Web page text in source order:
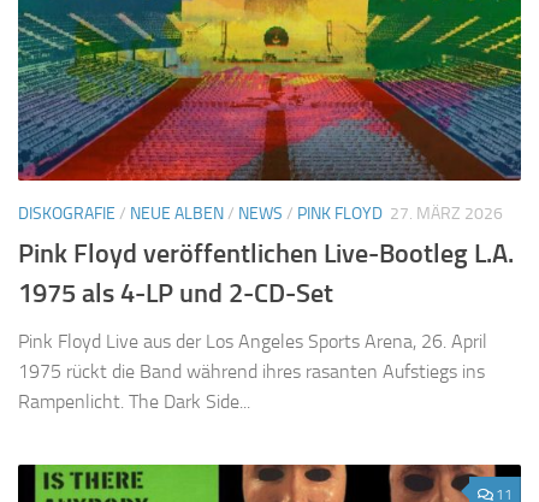
DISKOGRAFIE / NEUE ALBEN/ NEWS / PINK FLOYD 27. MÄRZ 2026
Pink Floyd veröffentlichen Live-Bootleg L.A.
1975 als 4-LP und 2-CD-Set
Pink Floyd Live aus der Los Angeles Sports Arena, 26. April
1975 rückt die Band während ihres rasanten Aufstiegs ins
Rampenlicht. The Dark Side...
11